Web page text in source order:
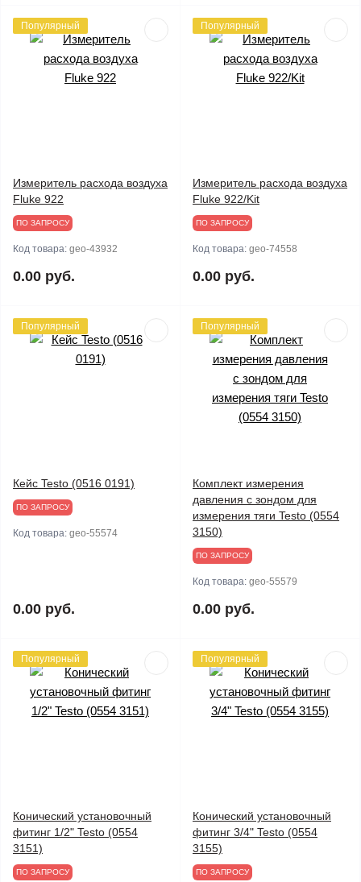
Популярный
Измеритель расхода воздуха
Fluke 922
ПО ЗАПРОСУ
Код товара: geo-43932
0.00 руб.
Популярный
Измеритель расхода воздуха
Fluke 922/Kit
ПО ЗАПРОСУ
Код товара: geo-74558
0.00 руб.
Популярный
Кейс Testo (0516 0191)
ПО ЗАПРОСУ
Код товара: geo-55574
0.00 руб.
Популярный
Комплект измерения
давления с зондом для
измерения тяги Testo (0554
3150)
ПО ЗАПРОСУ
Код товара: geo-55579
0.00 руб.
Популярный
Конический установочный
фитинг 1/2" Testo (0554
3151)
ПО ЗАПРОСУ
Популярный
Конический установочный
фитинг 3/4" Testo (0554
3155)
ПО ЗАПРОСУ